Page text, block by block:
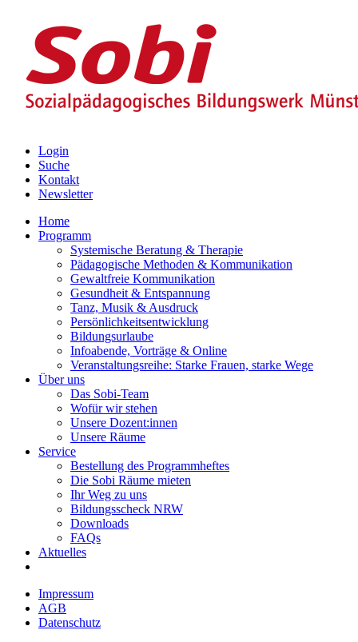
Login
Suche
Kontakt
Newsletter
Home
Programm
Systemische Beratung & Therapie
Pädagogische Methoden & Kommunikation
Gewaltfreie Kommunikation
Gesundheit & Entspannung
Tanz, Musik & Ausdruck
Persönlichkeitsentwicklung
Bildungsurlaube
Infoabende, Vorträge & Online
Veranstaltungsreihe: Starke Frauen, starke Wege
Über uns
Das Sobi-Team
Wofür wir stehen
Unsere Dozent:innen
Unsere Räume
Service
Bestellung des Programmheftes
Die Sobi Räume mieten
Ihr Weg zu uns
Bildungsscheck NRW
Downloads
FAQs
Aktuelles
Impressum
AGB
Datenschutz